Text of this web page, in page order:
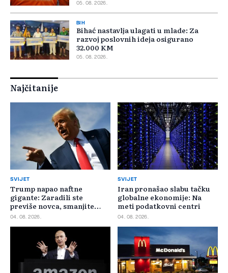
05. 08. 2026.
BIH
Bihać nastavlja ulagati u mlade: Za
razvoj poslovnih ideja osigurano
32.000 KM
05. 08. 2026.
Najčitanije
SVIJET
Trump napao naftne
gigante: Zaradili ste
previše novca, smanjite
cijene
04. 08. 2026.
SVIJET
Iran pronašao slabu tačku
globalne ekonomije: Na
meti podatkovni centri
04. 08. 2026.